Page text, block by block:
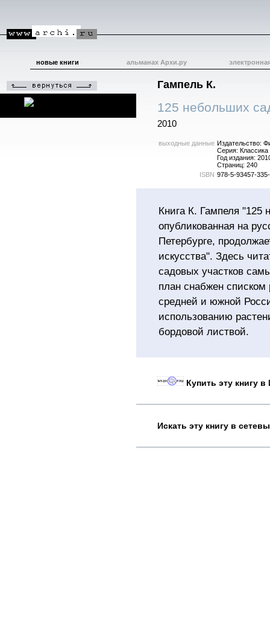
новые книги альманах Архи.ру
Гампель К.
125 небольших
2010
выходные данные Издательство:
Серия: Классика
Год издания:
Страниц: 240
ISBN 978-5-93457-
Книга К. Гампеля "125
опубликованная на
Петербурге,
искусства". Здесь
садовых участков
план снабжен
средней и южной
использованию
бордовой листвой.
Купить эту книгу
Искать эту книгу в